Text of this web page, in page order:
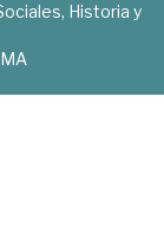
Historia y